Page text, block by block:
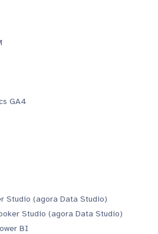
GA4
Studio (agora Data Studio)
Studio (agora Data Studio)
BI